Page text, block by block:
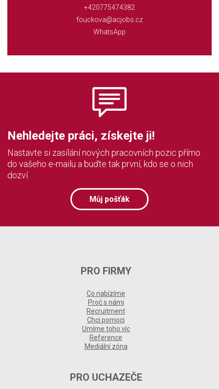
+420775474382
fouckova@acjobs.cz
WhatsApp
Nehledejte práci, získejte ji!
Nastavte si zasílání nových pracovních pozic přímo
do vašeho e-mailu a buďte tak první, kdo se o nich
dozví.
Můj pošťák
PRO FIRMY
Co nabízíme
Proč s námi
Recruitment
Chci pomoci
Umíme toho víc
Reference
Mediální zóna
PRO UCHAZEČE